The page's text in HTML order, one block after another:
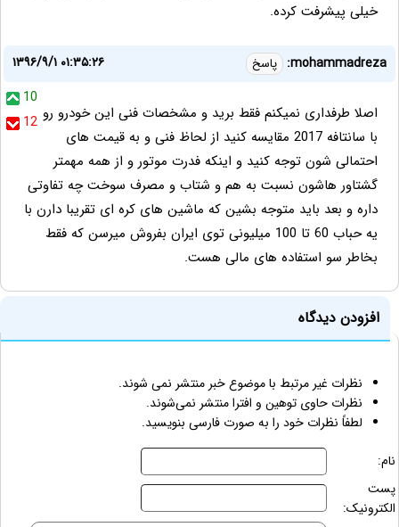
خیلی پیشرفت کرده.
mohammadreza: پاسخ
۱۳۹۶/۹/۱ ۰۱:۳۵:۲۶
10
12 اصلا طرفداری نمیکنم فقط برید و مشخصات فنی این خودرو رو
با سانتافه 2017 مقایسه کنید از لحاظ فنی و به قیمت های
احتمالی شون توجه کنید و اینکه فدرت موتور و از همه مهمتر
گشتاور هاشون نسبت به هم و شتاب و مصرف سوخت چه تفاوتی
داره و بعد باید متوجه بشین که ماشین های کره ای تقریبا دارن با
یه حباب 60 تا 100 میلیونی توی ایران بفروش میرسن که فقط
بخاطر سو استفاده های مالی هست.
افزودن دیدگاه
نظرات غیر مرتبط با موضوع خبر منتشر نمی شوند.
نظرات حاوی توهین و افترا منتشر نمی‌شوند.
لطفاً نظرات خود را به صورت فارسی بنویسید.
نام:
پست
الکترونیک: